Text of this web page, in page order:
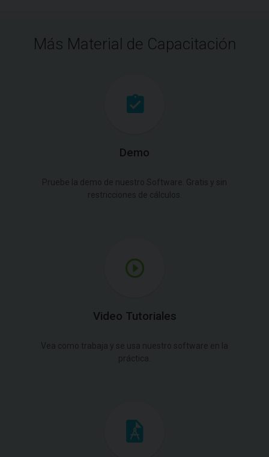
Más Material de Capacitación
Demo
Pruebe la demo de nuestro Software. Gratis y sin
restricciones de cálculos.
Video Tutoriales
Vea como trabaja y se usa nuestro software en la
práctica.